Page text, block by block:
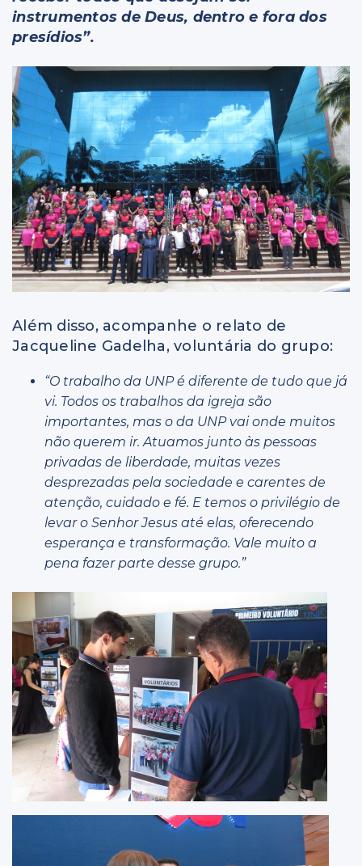
instrumentos de Deus, dentro e fora dos
presídios”.
Além disso, acompanhe o relato de
Jacqueline Gadelha, voluntária do grupo:
“O trabalho da UNP é diferente de tudo que já
vi. Todos os trabalhos da igreja são
importantes, mas o da UNP vai onde muitos
não querem ir. Atuamos junto às pessoas
privadas de liberdade, muitas vezes
desprezadas pela sociedade e carentes de
atenção, cuidado e fé. E temos o privilégio de
levar o Senhor Jesus até elas, oferecendo
esperança e transformação. Vale muito a
pena fazer parte desse grupo.”